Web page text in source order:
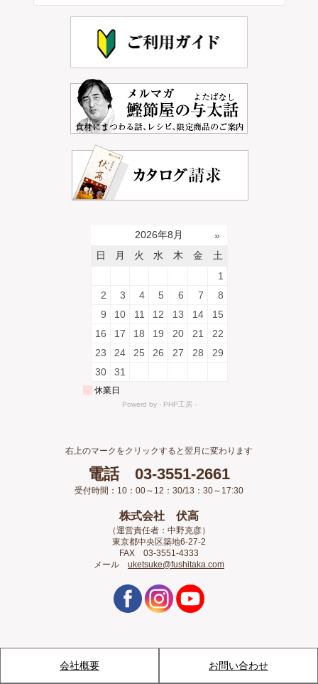
右上のマークをクリックすると翌月に変わります
電話 03-3551-2661
受付時間：10：00～12：30/13：30～17:30
株式会社 伏高
（運営責任者：中野克彦）
東京都中央区築地6-27-2
FAX 03-3551-4333
メール uketsuke@fushitaka.com
会社概要 お問い合わせ